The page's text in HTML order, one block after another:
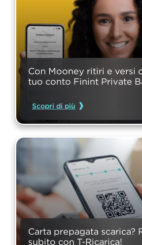
Con Mooney ritiri e versi
tuo conto Finint Private
Scopri di più
Carta prepagata scarica?
subito con T-Ricarica!